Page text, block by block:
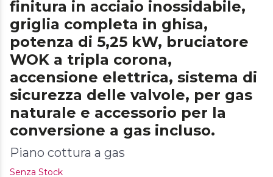
finitura in acciaio inossidabile,
griglia completa in ghisa,
potenza di 5,25 kW, bruciatore
WOK a tripla corona,
accensione elettrica, sistema di
sicurezza delle valvole, per gas
naturale e accessorio per la
conversione a gas incluso.
Piano cottura a gas
Senza Stock